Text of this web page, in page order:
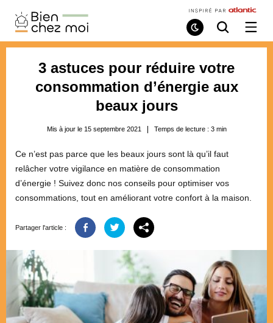
Bien
Chez
Moi
Mode
de
Recherche
/
3 astuces pour réduire votre
consommation d’énergie aux
beaux jours
Mis à jour le 15 septembre 2021 Temps de lecture : 3 min
Ce n’est pas parce que les beaux jours sont là qu’il faut
relâcher votre vigilance en matière de consommation
d’énergie ! Suivez donc nos conseils pour optimiser vos
consommations, tout en améliorant votre confort à la maison.
Partager l'article :